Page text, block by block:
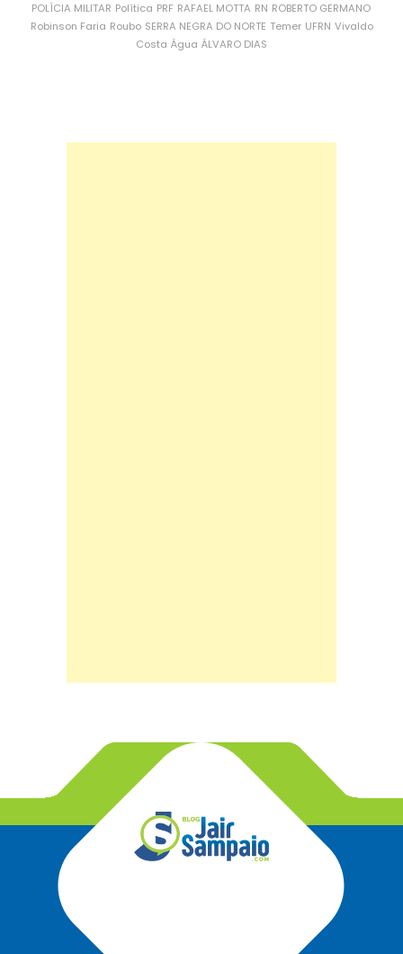
POLÍCIA MILITAR Política PRF RAFAEL MOTTA RN ROBERTO GERMANO
Robinson Faria Roubo SERRA NEGRA DO NORTE Temer UFRN Vivaldo
Costa Água ÁLVARO DIAS